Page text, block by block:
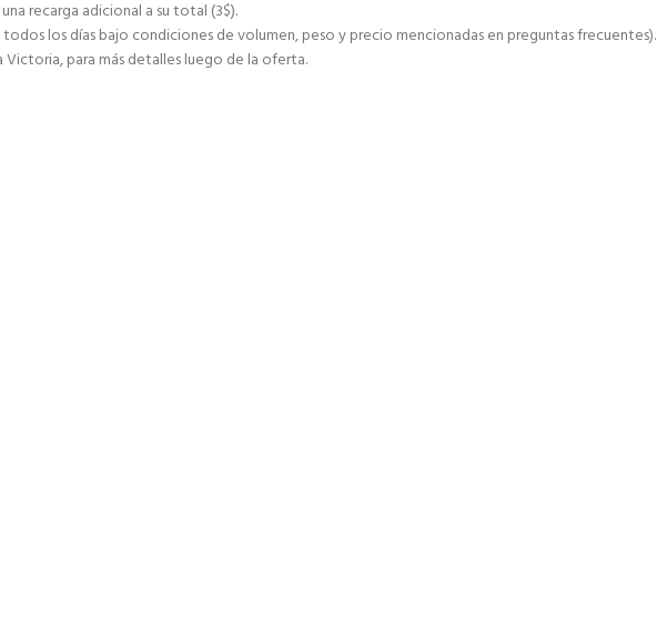
recarga adicional a su total (3$).
los días bajo condiciones de volumen, peso y precio mencionadas en preguntas frecuentes).
Victoria, para más detalles luego de la oferta.